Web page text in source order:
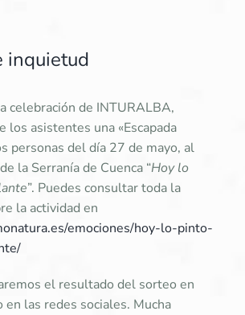
inquietud
celebración de INTURALBA,
los asistentes una «Escapada
personas del día 27 de mayo, al
la Serranía de Cuenca “Hoy lo
”. Puedes consultar toda la
la actividad en
emociones/hoy-lo-pinto-
el resultado del sorteo en
en las redes sociales. Mucha